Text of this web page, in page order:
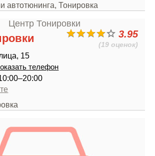
автотюнинга, Тонировка
3.95
(19 оценок)
15
телефон